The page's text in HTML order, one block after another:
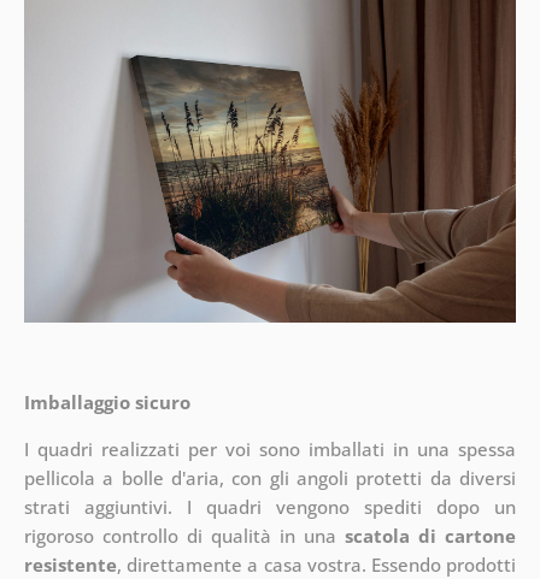
Imballaggio sicuro
I quadri realizzati per voi sono imballati in una spessa
pellicola a bolle d'aria, con gli angoli protetti da diversi
strati aggiuntivi. I quadri vengono spediti dopo un
rigoroso controllo di qualità in unascatola di cartone
resistente, direttamente a casa vostra. Essendo prodotti